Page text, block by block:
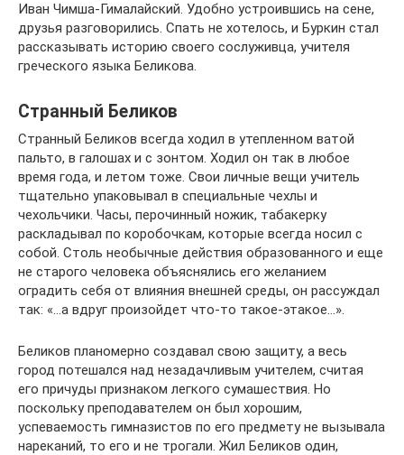
Иван Чимша-Гималайский. Удобно устроившись на сене,
друзья разговорились. Спать не хотелось, и Буркин стал
рассказывать историю своего сослуживца, учителя
греческого языка Беликова.
Странный Беликов
Странный Беликов всегда ходил в утепленном ватой
пальто, в галошах и с зонтом. Ходил он так в любое
время года, и летом тоже. Свои личные вещи учитель
тщательно упаковывал в специальные чехлы и
чехольчики. Часы, перочинный ножик, табакерку
раскладывал по коробочкам, которые всегда носил с
собой. Столь необычные действия образованного и еще
не старого человека объяснялись его желанием
оградить себя от влияния внешней среды, он рассуждал
так: «…а вдруг произойдет что-то такое-этакое…».
Беликов планомерно создавал свою защиту, а весь
город потешался над незадачливым учителем, считая
его причуды признаком легкого сумашествия. Но
поскольку преподавателем он был хорошим,
успеваемость гимназистов по его предмету не вызывала
нареканий, то его и не трогали. Жил Беликов один,